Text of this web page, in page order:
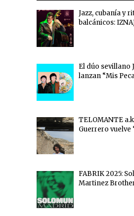
Jazz, cubanía y
balcánicos:
El dúo sevillano
lanzan “Mis
TELOMANTE
Guerrero vuelve
FABRIK 2025:
Martinez